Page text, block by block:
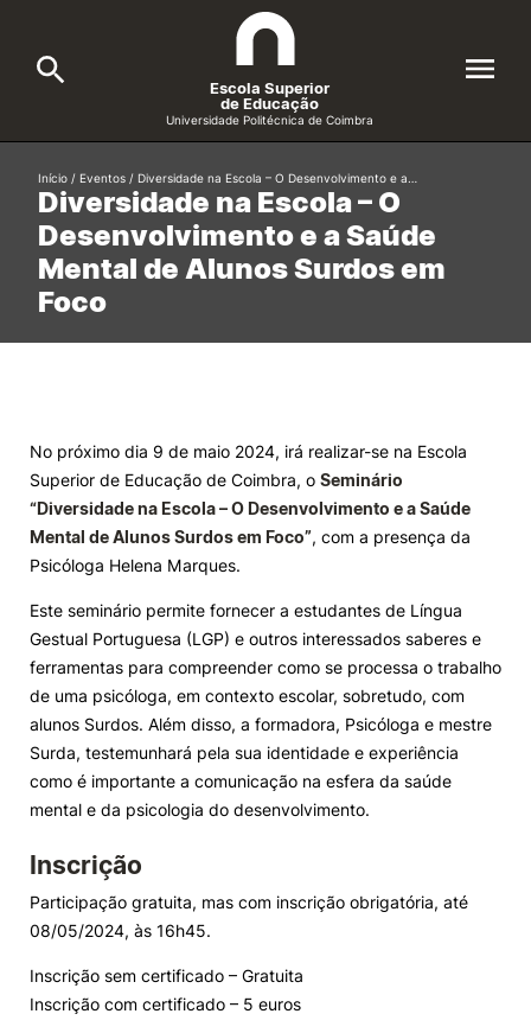
A ESEC
Cursos
Candidatos
Investigação e Projetos
Alunos
Knowledge Factory
Candidaturas
Escola Superior
de Educação
Universidade Politécnica de Coimbra
Search
Formative Offer General
Diversidade na Escola – O
Desenvolvimento e a Saúde
Mental de Alunos Surdos em
Foco
Início / Eventos / Diversidade na Escola – O Desenvolvimento e a…
No próximo dia 9 de maio 2024, irá realizar-se na Escola
Superior de Educação de Coimbra, o Seminário
“Diversidade na Escola – O Desenvolvimento e a Saúde
Mental de Alunos Surdos em Foco”, com a presença da
Psicóloga Helena Marques.
Este seminário permite fornecer a estudantes de Língua
Gestual Portuguesa (LGP) e outros interessados saberes e
ferramentas para compreender como se processa o trabalho
de uma psicóloga, em contexto escolar, sobretudo, com
alunos Surdos. Além disso, a formadora, Psicóloga e mestre
Surda, testemunhará pela sua identidade e experiência
como é importante a comunicação na esfera da saúde
mental e da psicologia do desenvolvimento.
Inscrição
Participação gratuita, mas com inscrição obrigatória, até
08/05/2024, às 16h45.
Inscrição sem certificado – Gratuita
Inscrição com certificado – 5 euros